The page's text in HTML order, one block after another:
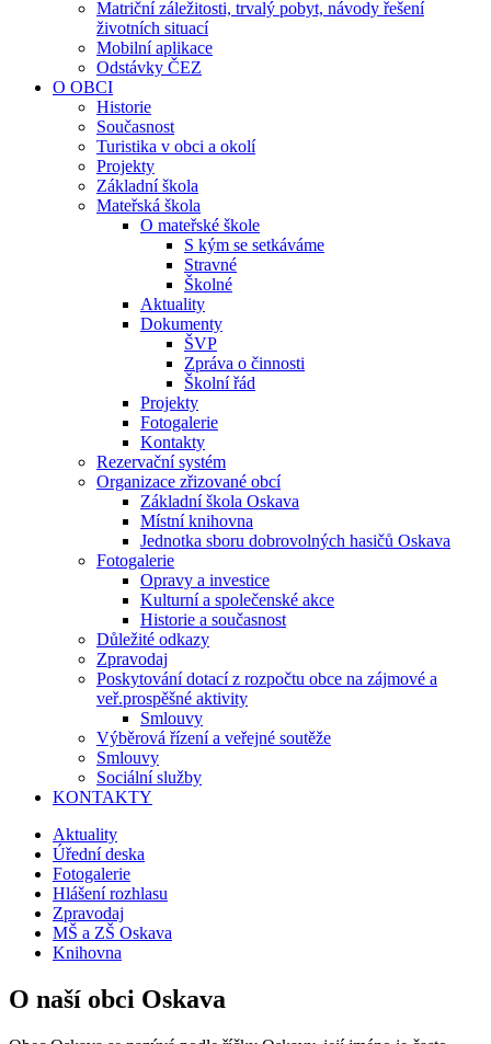
Matriční záležitosti, trvalý pobyt, návody řešení
životních situací
Mobilní aplikace
Odstávky ČEZ
O OBCI
Historie
Současnost
Turistika v obci a okolí
Projekty
Základní škola
Mateřská škola
O mateřské škole
S kým se setkáváme
Stravné
Školné
Aktuality
Dokumenty
ŠVP
Zpráva o činnosti
Školní řád
Projekty
Fotogalerie
Kontakty
Rezervační systém
Organizace zřizované obcí
Základní škola Oskava
Místní knihovna
Jednotka sboru dobrovolných hasičů Oskava
Fotogalerie
Opravy a investice
Kulturní a společenské akce
Historie a současnost
Důležité odkazy
Zpravodaj
Poskytování dotací z rozpočtu obce na zájmové a
veř.prospěšné aktivity
Smlouvy
Výběrová řízení a veřejné soutěže
Smlouvy
Sociální služby
KONTAKTY
Aktuality
Úřední deska
Fotogalerie
Hlášení rozhlasu
Zpravodaj
MŠ a ZŠ Oskava
Knihovna
O naší obci Oskava